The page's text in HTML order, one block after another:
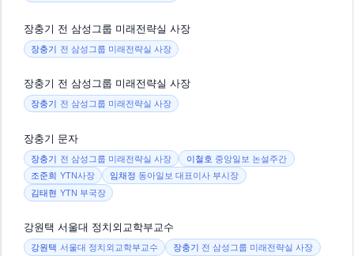
장충기 전 삼성그룹 미래전략실 사장
장충기 전 삼성그룹 미래전략실 사장
장충기 전 삼성그룹 미래전략실 사장
장충기 전 삼성그룹 미래전략실 사장
장충기 문자
장충기 전 삼성그룹 미래전략실 사장 이철호 중앙일보 논설주간
조준희 YTN사장 임채정 동아일보 대표이사 부시장
김태현 YTN 부국장
강원택 서울대 정치외교학부교수
강원택 서울대 정치외교학부교수 장충기 전 삼성그룹 미래전략실 사장